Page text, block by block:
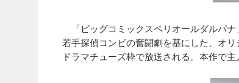
「ビッグコミックスペリオールダルパナ
若手探偵コンビの奮闘劇を基にした、オ
ドラマチューズ枠で放送される。本作で